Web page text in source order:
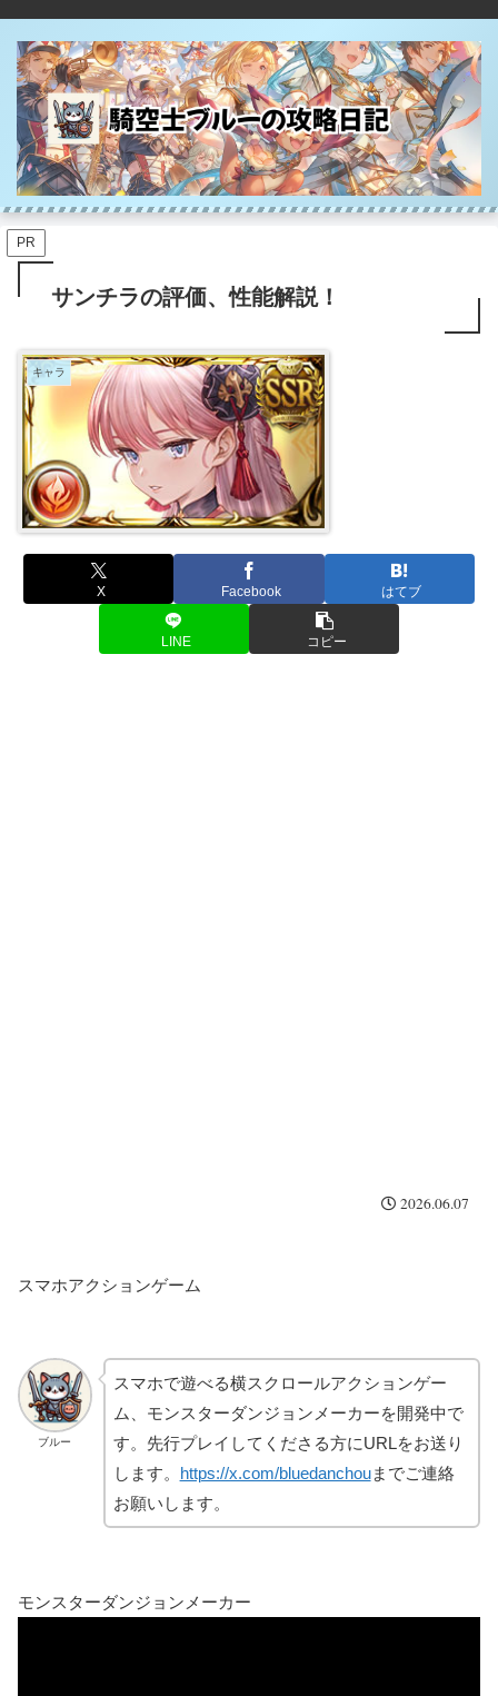
PR
サンチラの評価、性能解説！
キャラ
X Facebook はてブ
LINE コピー
2026.06.07
スマホアクションゲーム
ブルー
スマホで遊べる横スクロールアクションゲー
ム、モンスターダンジョンメーカーを開発中で
す。先行プレイしてくださる方にURLをお送り
します。 https://x.com/bluedanchouまでご連絡
お願いします。
モンスターダンジョンメーカー